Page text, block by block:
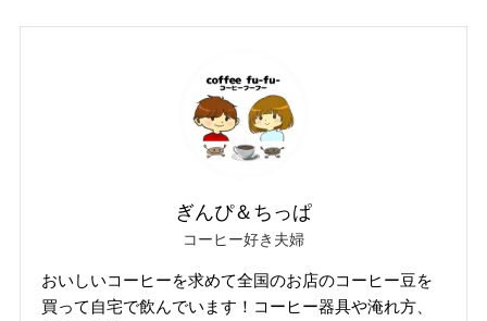
ぎんぴ＆ちっぱ
コーヒー好き夫婦
おいしいコーヒーを求めて全国のお店のコーヒー豆を
買って自宅で飲んでいます！コーヒー器具や淹れ方、